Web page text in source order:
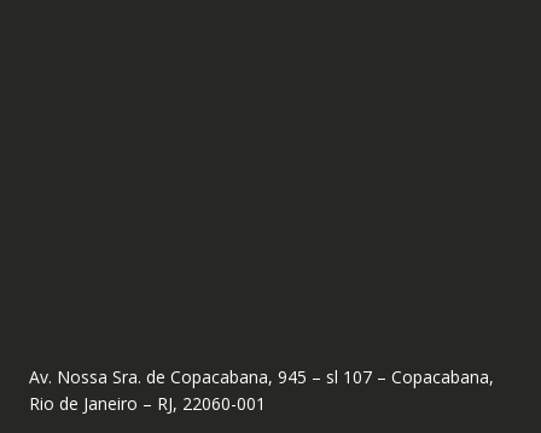
Av. Nossa Sra. de Copacabana, 945 – sl 107 – Copacabana,
Rio de Janeiro – RJ, 22060-001